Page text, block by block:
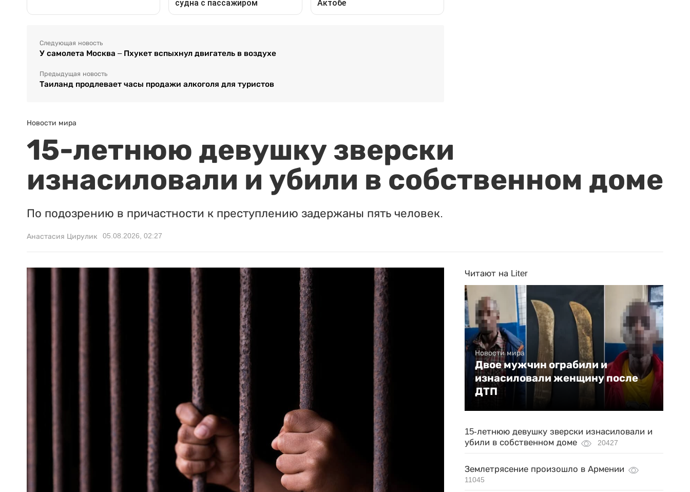
Следующая новость
У самолета Москва – Пхукет вспыхнул двигатель в воздухе
Предыдущая новость
Таиланд продлевает часы продажи алкоголя для туристов
Новости мира
15-летнюю девушку зверски
изнасиловали и убили в собственном доме
По подозрению в причастности к преступлению задержаны пять человек.
Анастасия Цирулик 05.08.2026, 02:27
Читают на Liter
Новости мира
Двое мужчин ограбили и
изнасиловали женщину после
ДТП
15-летнюю девушку зверски изнасиловали и
убили в собственном доме
20427
Землетрясение произошло в Армении
11045